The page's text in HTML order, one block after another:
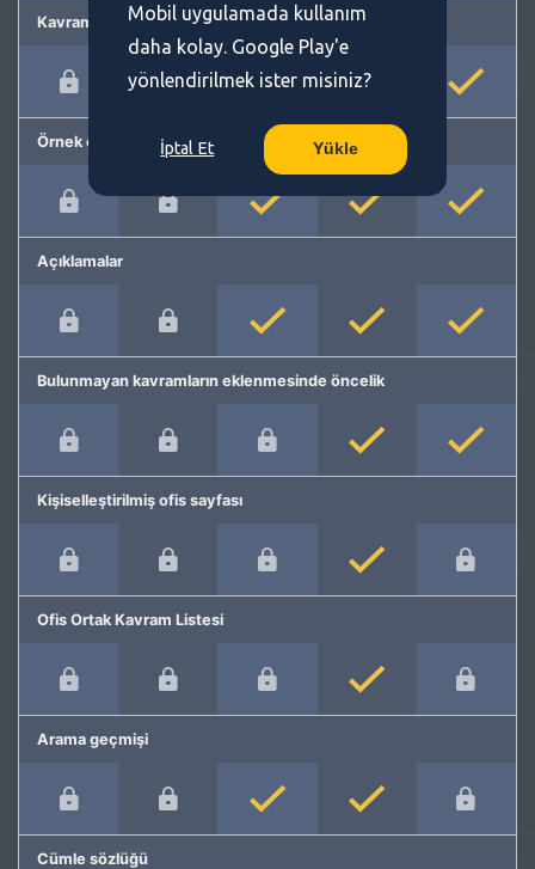
Kavram önerme
Örnek cümleler
Açıklamalar
Bulunmayan kavramların eklenmesinde öncelik
Kişiselleştirilmiş ofis sayfası
Ofis Ortak Kavram Listesi
Arama geçmişi
Cümle sözlüğü
Mobil uygulamada kullanım
daha kolay. Google Play'e
yönlendirilmek ister misiniz?
İptal Et Yükle